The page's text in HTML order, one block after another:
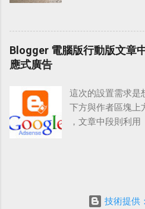
hant.zip 」 設置
LINE 分享按鈕 開
期的後面，輸入
時「@gmail.com
gmail 為
面輸入「
操作時的日期不相
時間為準。) 變更
PuTTYgen 上方
面的公鑰資料先
利的快速切換定
方便的回到熟悉的
率的寬度 / 高度
預設圖標（手機，
上型電腦），支援
訪過的網站上的
設 安裝「
端硬碟資料放置
SSD 硬碟 ( 保固
也可增加裝置在移
卡槽在筆電或平板
把它當作第二顆硬
使用壽命。若裝置
Temp 及瀏覽器快
來使用。 這次實
45/15 MB/s )
份沒有很快，但
Blogger 電腦版行動版文章
應式廣告
這次的設置需求是
下方與作者區塊上
，文章中段則利
首頁點擊標題或
自己的「行動版
技術提供